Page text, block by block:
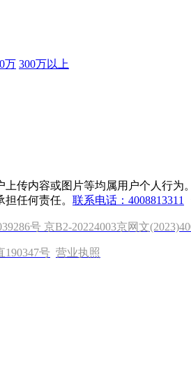
万 300万以上
传内容或图片等均属用户个人行为
任何责任。 联系电话：4008813311
号 京B2-20224003京网文
190347号 营业执照